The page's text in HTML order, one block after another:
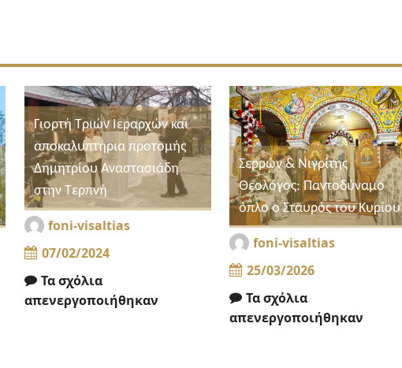
Γιορτή Τριών Ιεραρχών και
αποκαλυπτήρια προτομής
Δημητρίου Αναστασιάδη
στην Τερπνή
foni-visaltias
07/02/2024
Τα σχόλια
απενεργοποιήθηκαν
Σερρών & Νιγρίτης
Θεολόγος: Παντοδύναμο
όπλο ο Σταυρός του Κυρίου
foni-visaltias
25/03/2026
Τα σχόλια
απενεργοποιήθηκαν